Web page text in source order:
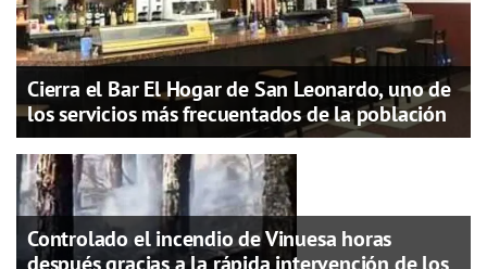
Cierra el Bar El Hogar de San Leonardo, uno de
los servicios más frecuentados de la población
Controlado el incendio de Vinuesa horas
después gracias a la rápida intervención de los